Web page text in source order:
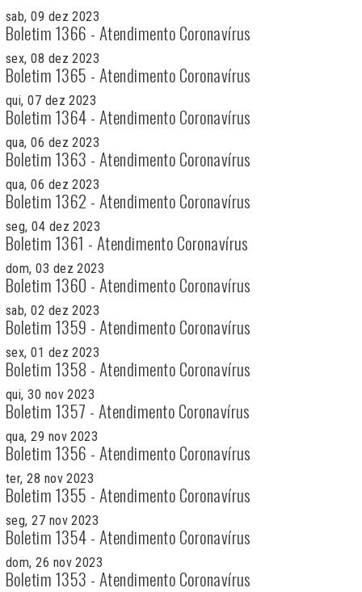
sab, 09 dez 2023
Boletim 1366 - Atendimento Coronavírus
sex, 08 dez 2023
Boletim 1365 - Atendimento Coronavírus
qui, 07 dez 2023
Boletim 1364 - Atendimento Coronavírus
qua, 06 dez 2023
Boletim 1363 - Atendimento Coronavírus
qua, 06 dez 2023
Boletim 1362 - Atendimento Coronavírus
seg, 04 dez 2023
Boletim 1361 - Atendimento Coronavírus
dom, 03 dez 2023
Boletim 1360 - Atendimento Coronavírus
sab, 02 dez 2023
Boletim 1359 - Atendimento Coronavírus
sex, 01 dez 2023
Boletim 1358 - Atendimento Coronavírus
qui, 30 nov 2023
Boletim 1357 - Atendimento Coronavírus
qua, 29 nov 2023
Boletim 1356 - Atendimento Coronavírus
ter, 28 nov 2023
Boletim 1355 - Atendimento Coronavírus
seg, 27 nov 2023
Boletim 1354 - Atendimento Coronavírus
dom, 26 nov 2023
Boletim 1353 - Atendimento Coronavírus